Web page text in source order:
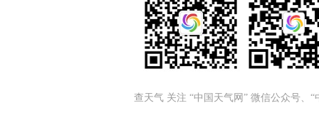
查天气 关注 “中国天气网” 微信公众号、